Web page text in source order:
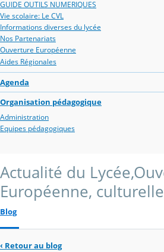
GUIDE OUTILS NUMERIQUES
Vie scolaire: Le CVL
Informations diverses du lycée
Nos Partenariats
Ouverture Européenne
Aides Régionales
Agenda
Organisation pédagogique
Administration
Equipes pédagogiques
Actualité du
Européenne, culturelle
Blog
‹ Retour au blog